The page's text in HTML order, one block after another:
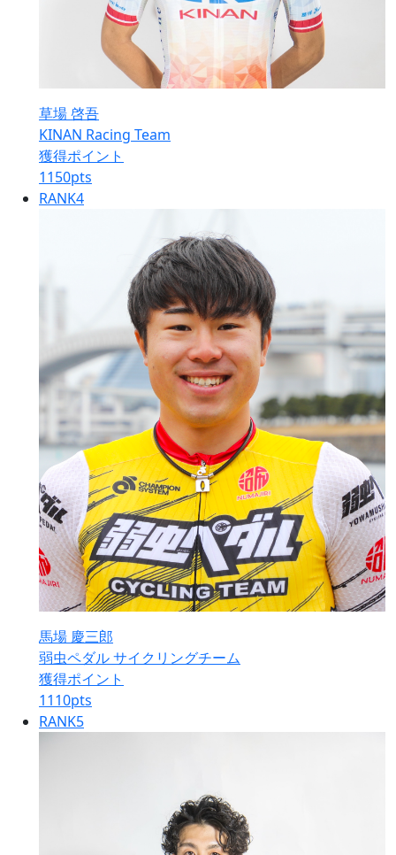
草場 啓吾
KINAN Racing Team
獲得ポイント
1150pts
RANK4
馬場 慶三郎
弱虫ペダル サイクリングチーム
獲得ポイント
1110pts
RANK5